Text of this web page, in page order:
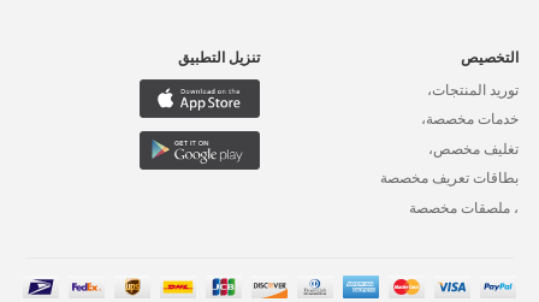
التخصيص
توريد المنتجات،
خدمات مخصصة،
تغليف مخصص،
بطاقات تعريف مخصصة
، ملصقات مخصصة
تنزيل التطبيق